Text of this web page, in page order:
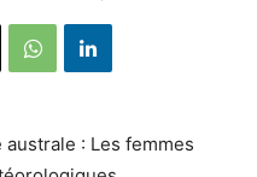
australe : Les femmes